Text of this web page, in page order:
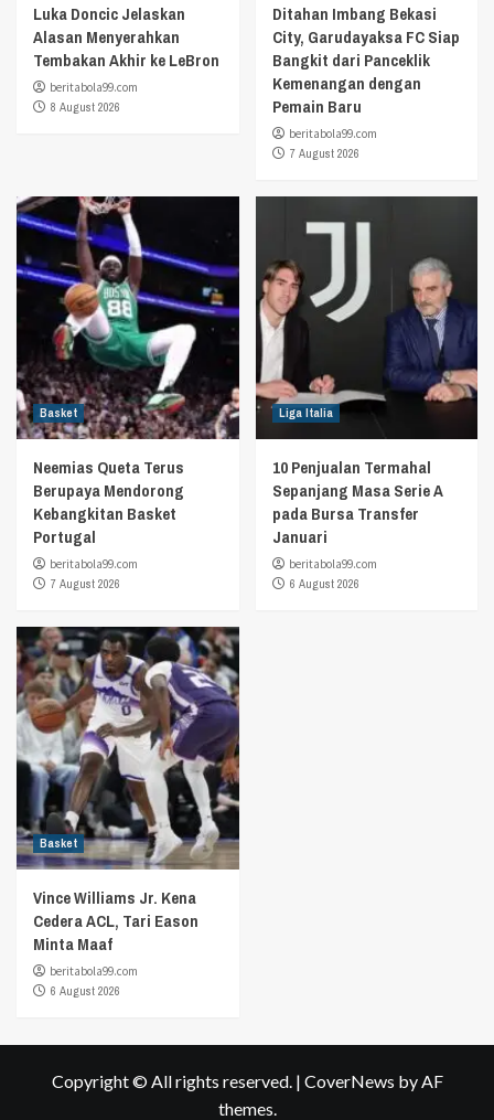
Luka Doncic Jelaskan
Alasan Menyerahkan
Tembakan Akhir ke LeBron
beritabola99.com
8 August 2026
Ditahan Imbang Bekasi
City, Garudayaksa FC Siap
Bangkit dari Panceklik
Kemenangan dengan
Pemain Baru
beritabola99.com
7 August 2026
Basket
Neemias Queta Terus
Berupaya Mendorong
Kebangkitan Basket
Portugal
beritabola99.com
7 August 2026
Liga Italia
10 Penjualan Termahal
Sepanjang Masa Serie A
pada Bursa Transfer
Januari
beritabola99.com
6 August 2026
Basket
Vince Williams Jr. Kena
Cedera ACL, Tari Eason
Minta Maaf
beritabola99.com
6 August 2026
Copyright © All rights reserved. | CoverNews by AF
themes.